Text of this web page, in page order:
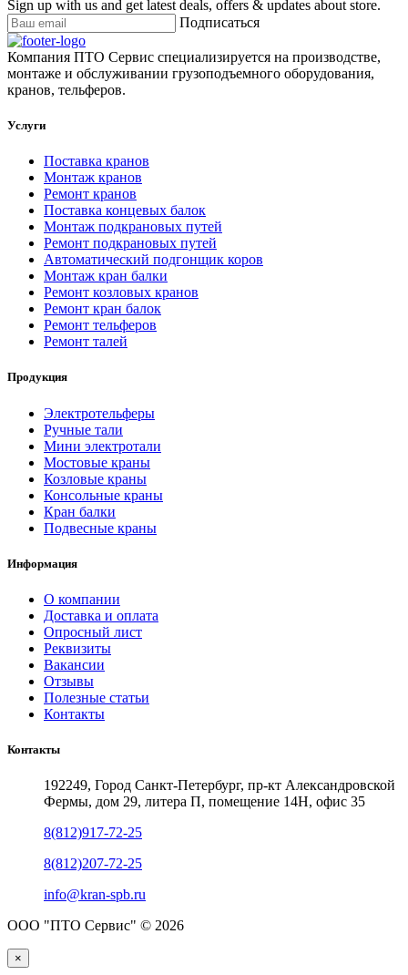
Sign up with us and get latest deals, offers & updates about store.
Подписаться
Компания ПТО Сервис специализируется на производстве,
монтаже и обслуживании грузоподъемного оборудования,
кранов, тельферов.
Услуги
Поставка кранов
Монтаж кранов
Ремонт кранов
Поставка концевых балок
Монтаж подкрановых путей
Ремонт подкрановых путей
Автоматический подгонщик коров
Монтаж кран балки
Ремонт козловых кранов
Ремонт кран балок
Ремонт тельферов
Ремонт талей
Продукция
Электротельферы
Ручные тали
Мини электротали
Мостовые краны
Козловые краны
Консольные краны
Кран балки
Подвесные краны
Информация
О компании
Доставка и оплата
Опросный лист
Реквизиты
Вакансии
Отзывы
Полезные статьи
Контакты
Контакты
192249, Город Санкт-Петербург, пр-кт Александровской
Фермы, дом 29, литера П, помещение 14Н, офис 35
8(812)917-72-25
8(812)207-72-25
info@kran-spb.ru
ООО "ПТО Сервис" © 2026
×